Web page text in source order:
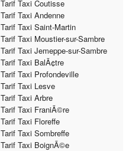
Tarif Taxi Coutisse
Tarif Taxi Andenne
Tarif Taxi Saint-Martin
Tarif Taxi Moustier-sur-Sambre
Tarif Taxi Jemeppe-sur-Sambre
Tarif Taxi BalÃ¢tre
Tarif Taxi Profondeville
Tarif Taxi Lesve
Tarif Taxi Arbre
Tarif Taxi FraniÃ©re
Tarif Taxi Floreffe
Tarif Taxi Sombreffe
Tarif Taxi BoignÃ©e